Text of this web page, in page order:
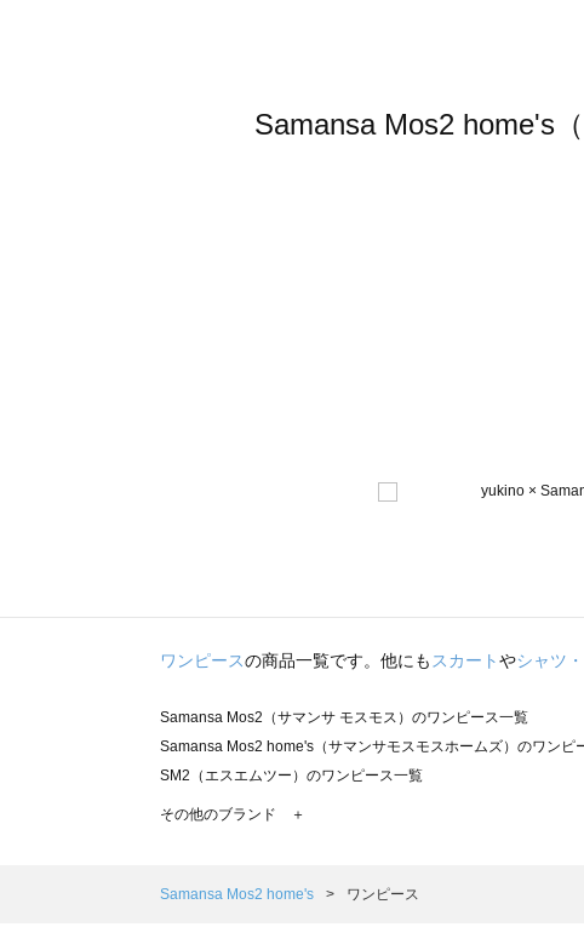
Samansa Mos2 home's
ワンピースの商品一覧です。他にも スカートやシャツ
Samansa Mos2（サマンサ モスモス）のワンピース一覧
Samansa Mos2 home's（サマンサモスモスホームズ）のワンピ
SM2（エスエムツー）のワンピース一覧
TSUHARU by Samansa Mos2（ツハルバイサマンサモスモス）
Samansa Mos2 Lagom（サマンサモスモス ラーゴム）のワンピ
その他のブランド ＋
Samansa Mos2 home's ワンピース